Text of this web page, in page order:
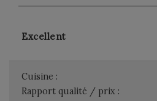
Excellent
Cuisine :
Rapport qualité / prix :